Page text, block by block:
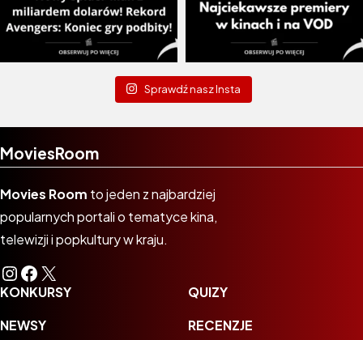
Sprawdź nasz Insta
MoviesRoom
Movies Room to jeden z najbardziej
popularnych portali o tematyce kina,
telewizji i popkultury w kraju.
Instagram
Facebook
X
KONKURSY
NEWSY
QUIZY
RECENZJE